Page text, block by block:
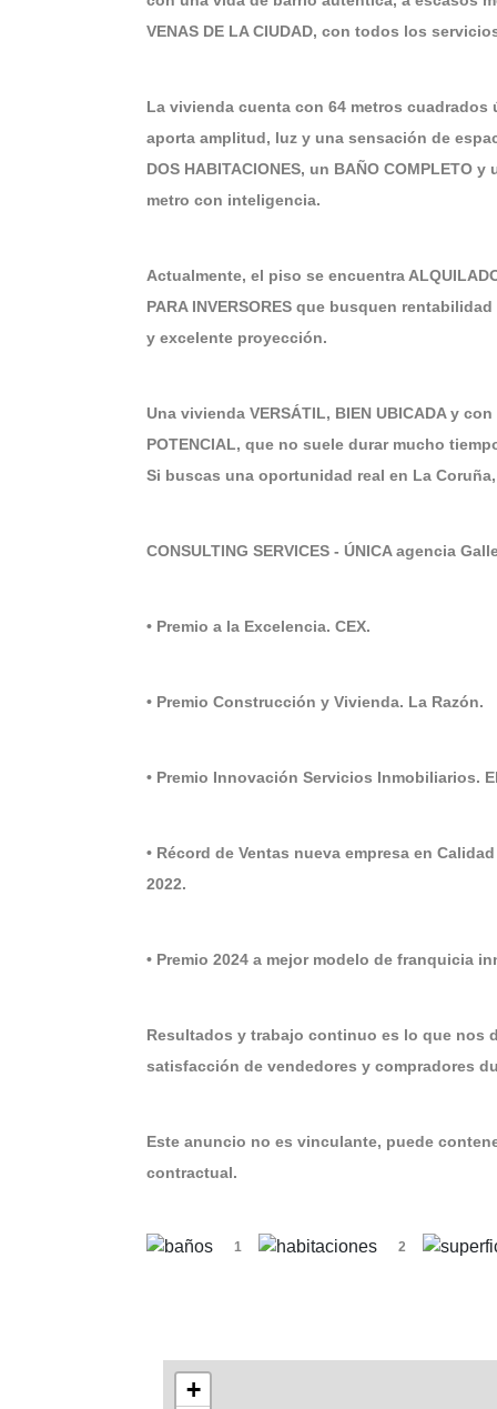
VENAS DE LA CIUDAD, con todos los
La vivienda cuenta con 64 metros cuadrados
aporta amplitud, luz y una sensación de
DOS HABITACIONES, un BAÑO
metro con inteligencia.
Actualmente, el piso se encuentra
PARA INVERSORES que busquen
y excelente proyección.
Una vivienda VERSÁTIL, BIEN UBICADA y
POTENCIAL, que no suele durar mucho
Si buscas una oportunidad real en La
CONSULTING SERVICES - ÚNICA agencia
• Premio a la Excelencia. CEX.
• Premio Construcción y Vivienda. La Razón.
• Premio Innovación Servicios Inmobiliarios.
• Récord de Ventas nueva empresa en
2022.
• Premio 2024 a mejor modelo de franquicia
Resultados y trabajo continuo es lo que nos
satisfacción de vendedores y compradores
Este anuncio no es vinculante, puede
contractual.
1 2
+